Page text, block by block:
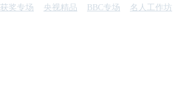
获奖专场 央视精品 BBC专场 名人工作坊